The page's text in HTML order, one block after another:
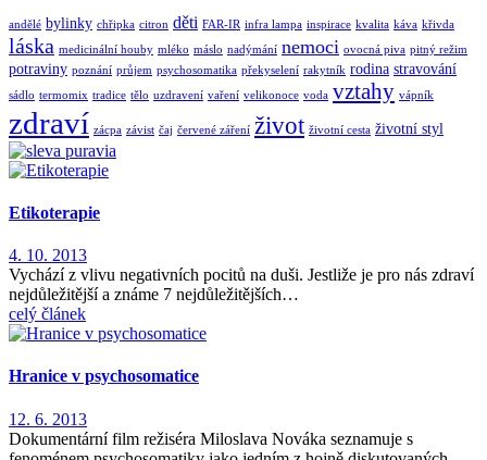
andělé bylinky chřipka citron děti FAR-IR infra lampa inspirace kvalita káva křivda
láska medicinální houby mléko máslo nadýmání nemoci ovocná piva pitný režim
potraviny poznání průjem psychosomatika překyselení rakytník rodina stravování
sádlo termomix tradice tělo uzdravení vaření velikonoce voda vztahy vápník
zdraví zácpa závist čaj červené záření život životní cesta životní styl
Etikoterapie
4. 10. 2013
Vychází z vlivu negativních pocitů na duši. Jestliže je pro nás zdraví
nejdůležitější a známe 7 nejdůležitějších…
celý článek
Hranice v psychosomatice
12. 6. 2013
Dokumentární film režiséra Miloslava Nováka seznamuje s